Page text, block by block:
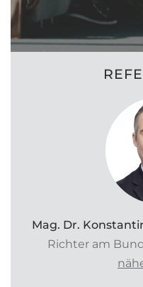
Mag. Dr.
Richter am